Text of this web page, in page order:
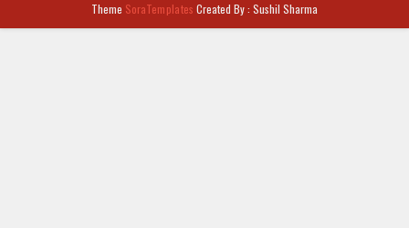
Theme SoraTemplates Created By : Sushil Sharma